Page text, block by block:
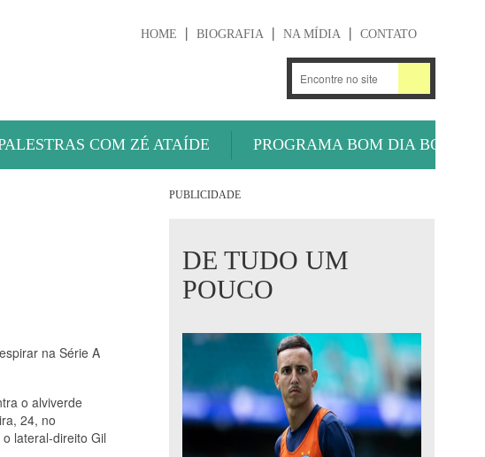
HOME BIOGRAFIA NA MÍDIA CONTATO
COM ZÉ ATAÍDE PROGRAMA BOM DIA BOLA
na Série A
o alviverde
24, no
lateral-direito Gil
PUBLICIDADE
DE TUDO UM
POUCO